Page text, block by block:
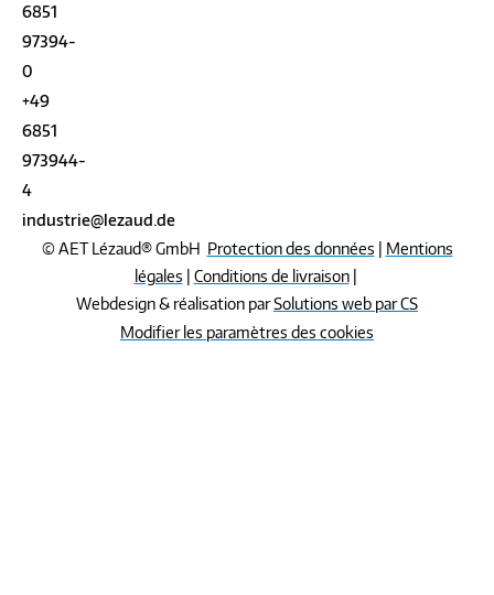
6851
97394-
0
+49
6851
973944-
4
industrie@lezaud.de
© AET Lézaud® GmbH Protection des données
Mentions
légales
Conditions de livraison|
Webdesign & réalisation parSolutions web par CS
Modifier les paramètres des cookies